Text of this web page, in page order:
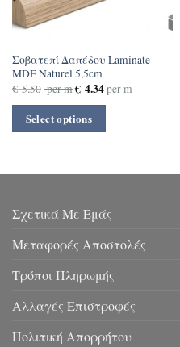
Σοβατεπί Δαπέδου Laminate
MDF Naturel 5,5cm
€5.50 per m€4.34per m
Select options
Σχετικά Με Εμάς
Μεταφορές Αποστολές
Τρόποι Πληρωμής
Αλλαγές Επιστροφές
Πολιτική Απορρήτου